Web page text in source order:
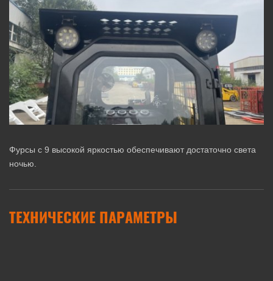
Фурсы с 9 высокой яркостью обеспечивают достаточно света
ночью.
ТЕХНИЧЕСКИЕ ПАРАМЕТРЫ